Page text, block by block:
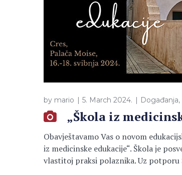
by mario 5. March 2024. Događanja,
„Škola iz
Obavještavamo Vas o novom
iz medicinske edukacije“. Škola je
vlastitoj praksi polaznika. Uz potporu